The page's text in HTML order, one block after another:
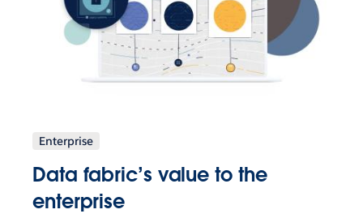
Enterprise
Data fabric’s value to the
enterprise